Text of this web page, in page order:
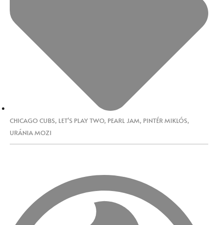
CHICAGO CUBS, LET'S PLAY TWO, PEARL JAM, PINTÉR MIKLÓS,
URÁNIA MOZI